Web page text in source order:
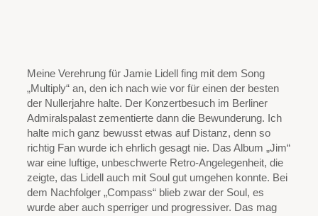
Meine Verehrung für Jamie Lidell fing mit dem Song
„Multiply“ an, den ich nach wie vor für einen der besten
der Nullerjahre halte. Der Konzertbesuch im Berliner
Admiralspalast zementierte dann die Bewunderung. Ich
halte mich ganz bewusst etwas auf Distanz, denn so
richtig Fan wurde ich ehrlich gesagt nie. Das Album „Jim“
war eine luftige, unbeschwerte Retro-Angelegenheit, die
zeigte, das Lidell auch mit Soul gut umgehen konnte. Bei
dem Nachfolger „Compass“ blieb zwar der Soul, es
wurde aber auch sperriger und progressiver. Das mag